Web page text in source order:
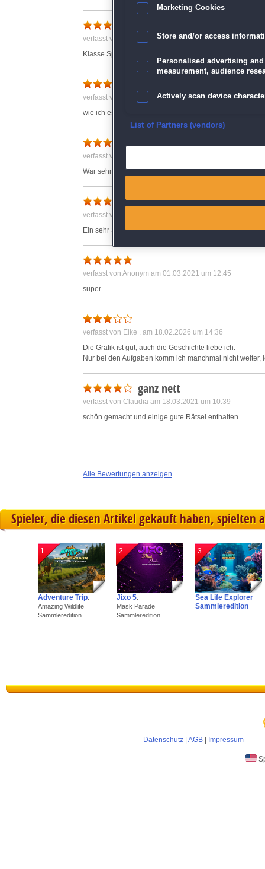
verfasst von Anonym am 02.01.2021 um 15:21
Klasse Spiel mit guter Grafik
verfasst von Anonym am 30.01.2021 um 17:15
wie ich es liebe
Nettes Spiel - schöne
verfasst von Anonym am 22.12.2020 um 18:29
War sehr unterhaltsam und die Geschichte war nett
Sehr gutes Speil
verfasst von Anonym am 18.12.2020 um 10:53
Ein sehr Spannendes Spiel. Man kommt garnicht weg
verfasst von Anonym am 01.03.2021 um 12:45
super
verfasst von Elke . am 18.02.2026 um 14:36
Die Grafik ist gut, auch die Geschichte liebe ich.
Nur bei den Aufgaben komm ich manchmal nicht
ganz nett
verfasst von Claudia am 18.03.2021 um 10:39
schön gemacht und einige gute Rätsel enthalten.
Alle Bewertungen anzeigen
Spieler, die diesen Artikel gekauft haben, spielten
1
Adventure Trip:
Amazing Wildlife
Sammleredition
2
Jixo 5:
Mask Parade
Sammleredition
3
Sea Life Explorer
Sammleredition
Datenschutz AGB Impressum
Marketing Cookies
Store and/or access
Personalised advertising
measurement, audience
Actively scan device
Ensure security, prevent
List of Partners (vendors)